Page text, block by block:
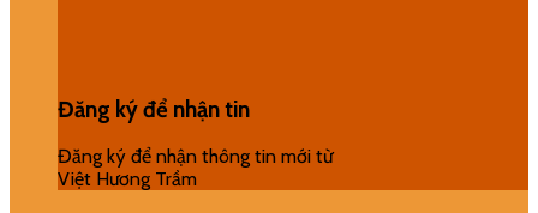
Đăng ký để nhận tin
Đăng ký để nhận thông tin mới từ
Việt Hương Trầm